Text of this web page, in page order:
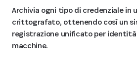
Archivia ogni tipo di credenziale in
crittografato, ottenendo così un
registrazione unificato per
macchine.